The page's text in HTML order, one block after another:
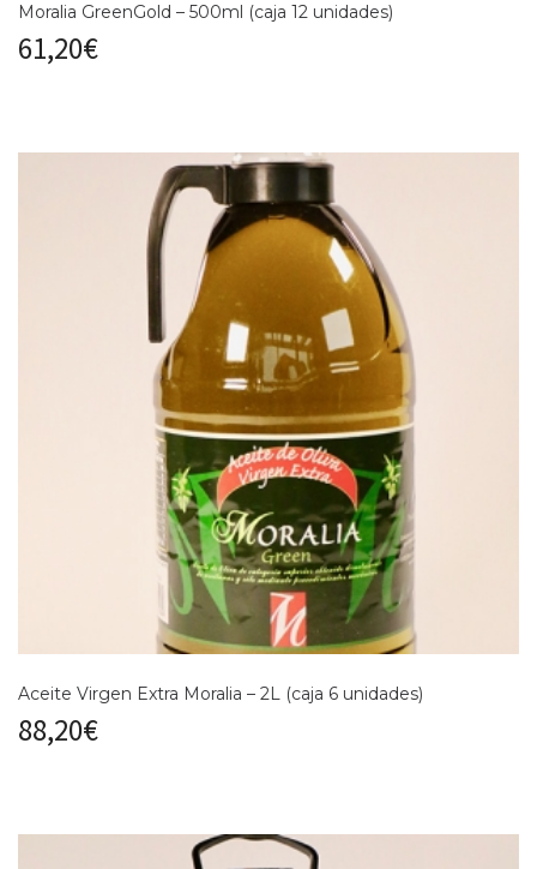
Moralia GreenGold – 500ml (caja 12 unidades)
61,20€
Aceite Virgen Extra Moralia – 2L (caja 6 unidades)
88,20€